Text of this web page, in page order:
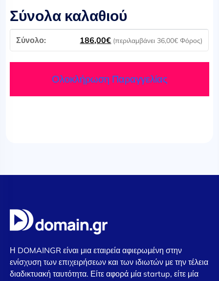
Σύνολα καλαθιού
186,00€ (περιλαμβάνει 36,00€ Φόρος)
Ολοκλήρωση Παραγγελίας
Η DOMAINGR είναι μια εταιρεία αφιερωμένη στην
ενίσχυση των επιχειρήσεων και των ιδιωτών με την τέλεια
διαδικτυακή ταυτότητα. Είτε αφορά μία startup, είτε μία